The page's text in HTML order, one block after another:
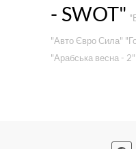
- SWOT"
"Авто Євро Сила"
"Арабська весна - 2"